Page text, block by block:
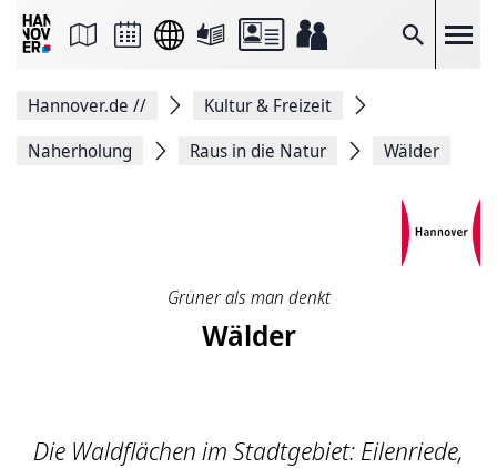
Suche
Seite
Facebook
Hannover.de //
Kultur & Freizeit
Naherholung
Raus in die Natur Wälder
Grüner als man denkt
Wälder
Die Waldflächen im Stadtgebiet: Eilenriede,